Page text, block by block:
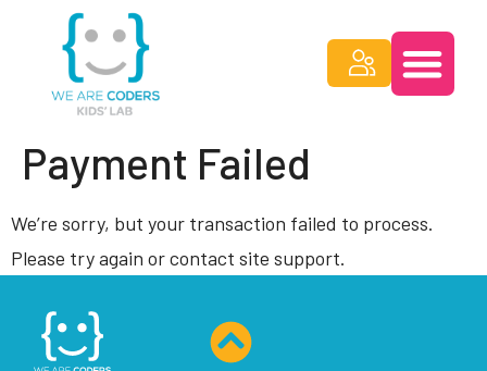
Payment Failed
We’re sorry, but your transaction failed to process.
Please try again or contact site support.